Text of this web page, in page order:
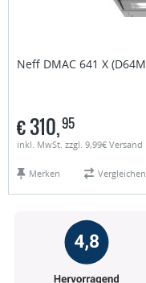
Neff DMAC 641 X
€310,95
inkl. MwSt. zzgl. 9,99€ Versand
Merken Vergleichen